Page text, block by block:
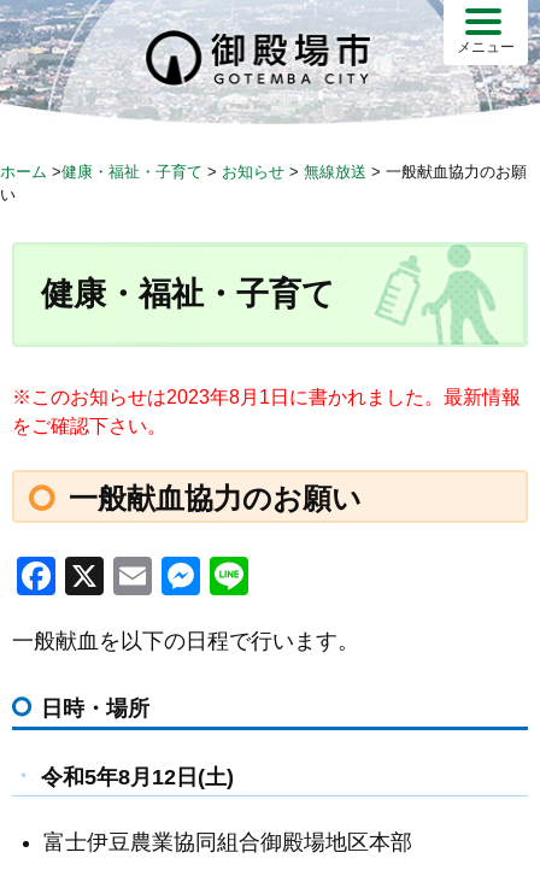
S
k
i
p
c
メニュー
ホーム >健康・福祉・子育て > お知らせ > 無線放送 > 一般献血協力のお願
い
健康・福祉・子育て
※このお知らせは2023年8月1日に書かれました。最新情報
をご確認下さい。
一般献血協力のお願い
F
c
e
b
o
o
k
X
E
ail
M
ss
n
g
er
e
一般献血を以下の日程で行います。
日時・場所
令和5年8月12日(土)
富士伊豆農業協同組合御殿場地区本部